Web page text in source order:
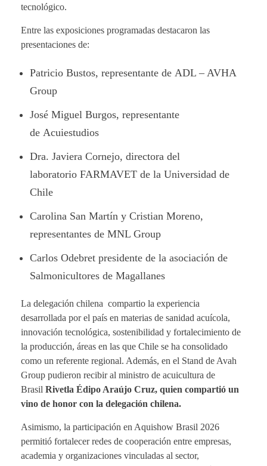
tecnológico.
Entre las exposiciones programadas destacaron las
presentaciones de:
Patricio Bustos, representante de ADL – AVHA
Group
José Miguel Burgos, representante
de Acuiestudios
Dra. Javiera Cornejo, directora del
laboratorio FARMAVET de la Universidad de
Chile
Carolina San Martín y Cristian Moreno,
representantes de MNL Group
Carlos Odebret presidente de la asociación de
Salmonicultores de Magallanes
La delegación chilena compartio la experiencia
desarrollada por el país en materias de sanidad acuícola,
innovación tecnológica, sostenibilidad y fortalecimiento de
la producción, áreas en las que Chile se ha consolidado
como un referente regional. Además, en el Stand de Avah
Group pudieron recibir al ministro de acuicultura de
Brasil Rivetla Édipo Araújo Cruz, quien compartió un
vino de honor con la delegación chilena.
Asimismo, la participación en Aquishow Brasil 2026
permitió fortalecer redes de cooperación entre empresas,
academia y organizaciones vinculadas al sector,